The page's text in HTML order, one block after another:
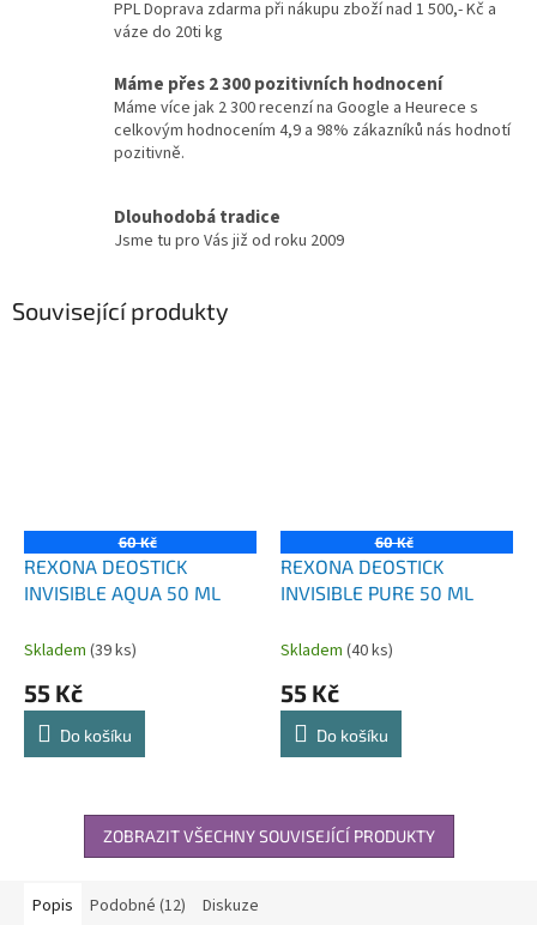
PPL Doprava zdarma při nákupu zboží nad 1 500,- Kč a
váze do 20ti kg
Máme přes 2 300 pozitivních hodnocení
Máme více jak 2 300 recenzí na Google a Heurece s
celkovým hodnocením 4,9 a 98% zákazníků nás hodnotí
pozitivně.
Dlouhodobá tradice
Jsme tu pro Vás již od roku 2009
Související produkty
60 Kč
REXONA DEOSTICK
INVISIBLE AQUA 50 ML
Skladem (39 ks)
55 Kč
Do košíku
60 Kč
REXONA DEOSTICK
INVISIBLE PURE 50 ML
Skladem (40 ks)
55 Kč
Do košíku
ZOBRAZIT VŠECHNY SOUVISEJÍCÍ PRODUKTY
Popis Podobné (12) Diskuze